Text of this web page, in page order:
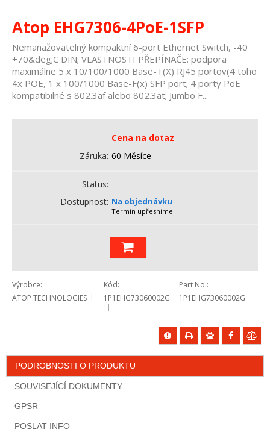
Atop EHG7306-4PoE-1SFP
Nemanažovatelný kompaktní 6-port Ethernet Switch, -40
+70&deg;C DIN; VLASTNOSTI PŘEPÍNAČE: podpora
maximálne 5 x 10/100/1000 Base-T(X) RJ45 portov(4 toho
4x POE, 1 x 100/1000 Base-F(x) SFP port; 4 porty PoE
kompatibilné s 802.3af alebo 802.3at; Jumbo F...
Cena na dotaz
Záruka 60 Měsíce
Status
Dostupnost Na objednávku
Termín upřesníme
Výrobce
ATOP TECHNOLOGIES
Kód
1P1EHG73060002G
Part No.
1P1EHG73060002G
PODROBNOSTI O PRODUKTU
SOUVISEJÍCÍ DOKUMENTY
GPSR
POSLAT INFO